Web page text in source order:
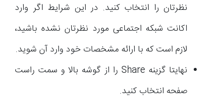
نظرتان را انتخاب کنید. در این شرایط اگر وارد
اکانت شبکه اجتماعی مورد نظرتان نشده باشید،
لازم است که با ارائه مشخصات خود وارد آن شوید.
نهایتا گزینه Share را از گوشه بالا و سمت راست
صفحه انتخاب کنید.